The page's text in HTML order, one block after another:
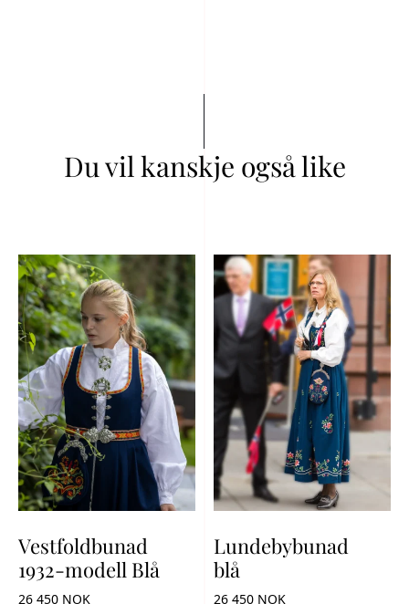
Du vil kanskje også like
Vestfoldbunad
1932-modell Blå
26 450 NOK
Lundebybunad
blå
26 450 NOK